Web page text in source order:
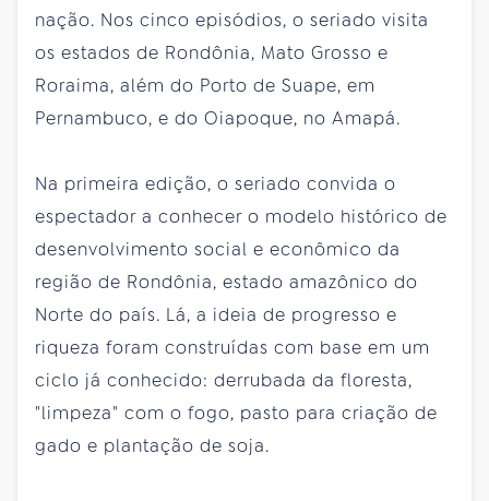
nação. Nos cinco episódios, o seriado visita
os estados de Rondônia, Mato Grosso e
Roraima, além do Porto de Suape, em
Pernambuco, e do Oiapoque, no Amapá.
Na primeira edição, o seriado convida o
espectador a conhecer o modelo histórico de
desenvolvimento social e econômico da
região de Rondônia, estado amazônico do
Norte do país. Lá, a ideia de progresso e
riqueza foram construídas com base em um
ciclo já conhecido: derrubada da floresta,
"limpeza" com o fogo, pasto para criação de
gado e plantação de soja.